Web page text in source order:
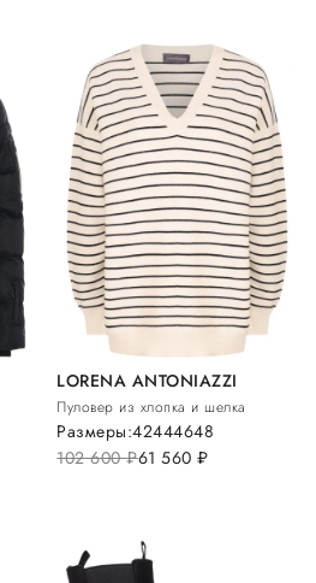
LORENA ANTONIAZZI
Пуловер из хлопка и шелка
102 600руб.61 560руб.
Размеры:42444648